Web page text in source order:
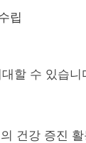
립
할 수 있습니
건강 증진